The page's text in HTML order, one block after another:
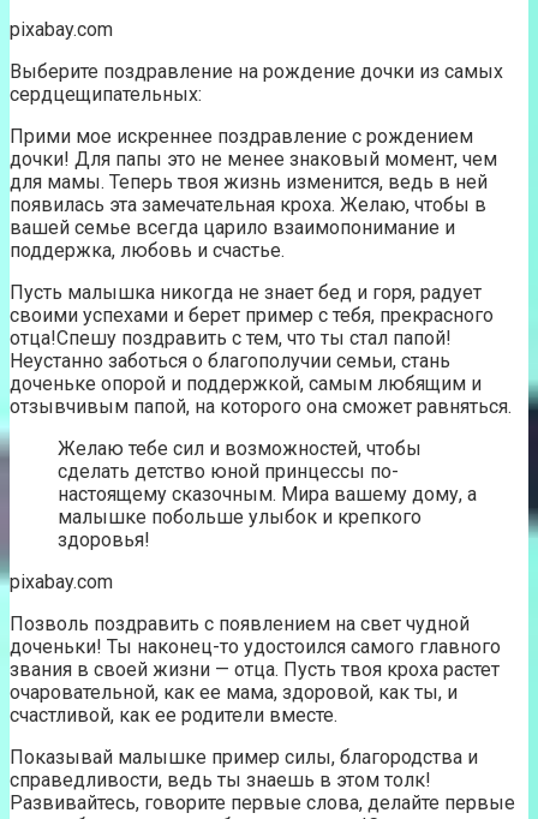
pixabay.com
Выберите поздравление на рождение дочки из самых
сердцещипательных:
Прими мое искреннее поздравление с рождением
дочки! Для папы это не менее знаковый момент, чем
для мамы. Теперь твоя жизнь изменится, ведь в ней
появилась эта замечательная кроха. Желаю, чтобы в
вашей семье всегда царило взаимопонимание и
поддержка, любовь и счастье.
Пусть малышка никогда не знает бед и горя, радует
своими успехами и берет пример с тебя, прекрасного
отца!Спешу поздравить с тем, что ты стал папой!
Неустанно заботься о благополучии семьи, стань
доченьке опорой и поддержкой, самым любящим и
отзывчивым папой, на которого она сможет равняться.
Желаю тебе сил и возможностей, чтобы
сделать детство юной принцессы по-
настоящему сказочным. Мира вашему дому, а
малышке побольше улыбок и крепкого
здоровья!
pixabay.com
Позволь поздравить с появлением на свет чудной
доченьки! Ты наконец-то удостоился самого главного
звания в своей жизни — отца. Пусть твоя кроха растет
очаровательной, как ее мама, здоровой, как ты, и
счастливой, как ее родители вместе.
Показывай малышке пример силы, благородства и
справедливости, ведь ты знаешь в этом толк!
Развивайтесь, говорите первые слова, делайте первые